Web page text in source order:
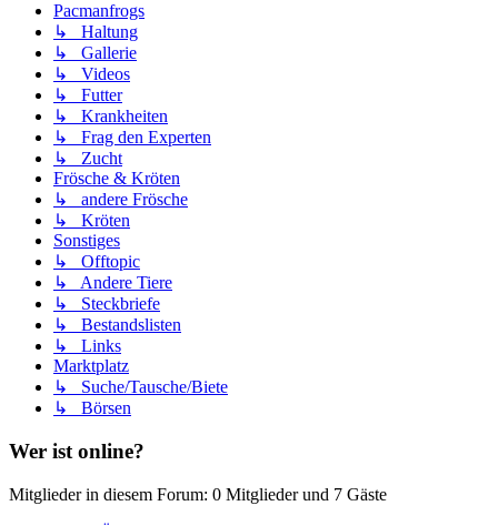
Pacmanfrogs
↳ Haltung
↳ Gallerie
↳ Videos
↳ Futter
↳ Krankheiten
↳ Frag den Experten
↳ Zucht
Frösche & Kröten
↳ andere Frösche
↳ Kröten
Sonstiges
↳ Offtopic
↳ Andere Tiere
↳ Steckbriefe
↳ Bestandslisten
↳ Links
Marktplatz
↳ Suche/Tausche/Biete
↳ Börsen
Wer ist online?
Mitglieder in diesem Forum: 0 Mitglieder und 7 Gäste